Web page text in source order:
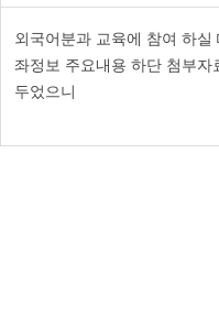
외국어분과 교육에 참여 하
좌정보 주요내용 하단 첨부자
두었으니